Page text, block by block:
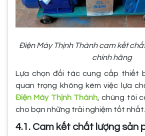
Điện Máy Thịnh Thành cam kết
chính hãng
Lựa chọn đối tác cung cấp thiết
quan trọng không kém việc lựa
Điện Máy Thịnh Thành , chúng tôi
cho bạn những trải nghiệm tốt nhất.
4.1. Cam kết chất lượng sản